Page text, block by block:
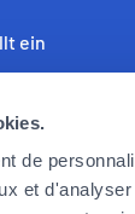
de
et
ein
und
und
von
Können